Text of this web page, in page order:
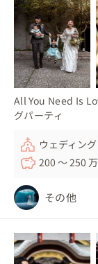
All You Need Is
グパーティ
ウェディング
200 〜 250
その他